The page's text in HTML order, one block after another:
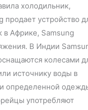
холодильник,
продает устройство
в Африке, Samsung
В Индии
колесами
источнику воды в
определенной
употребляют